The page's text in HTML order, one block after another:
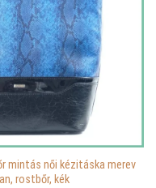
mintás női kézitáska merev
rostbőr, kék